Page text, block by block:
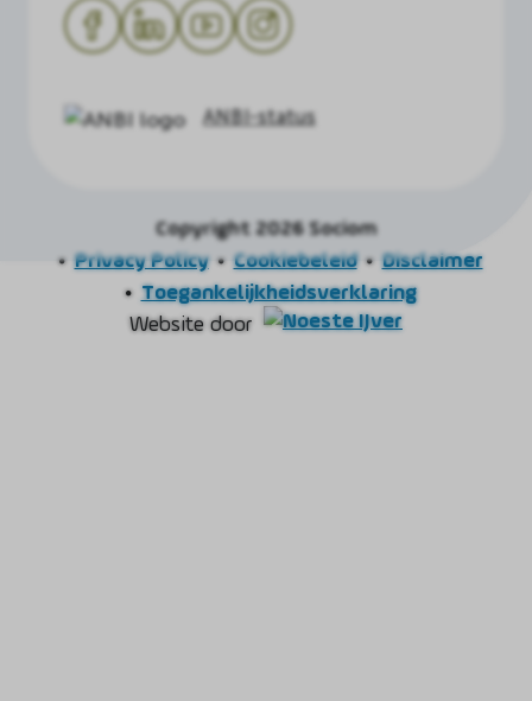
ANBI-status
Copyright 2026 Sociom
Privacy Policy
Cookiebeleid
Disclaimer
Toegankelijkheidsverklaring
Website door